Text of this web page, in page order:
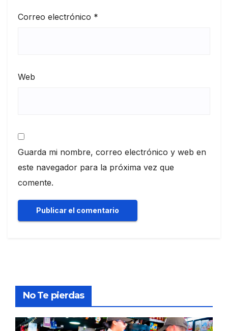
Correo electrónico *
Web
Guarda mi nombre, correo electrónico y web en
este navegador para la próxima vez que
comente.
No Te pierdas